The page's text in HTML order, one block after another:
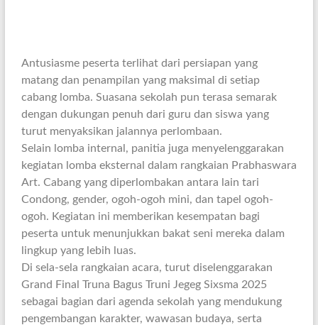
Antusiasme peserta terlihat dari persiapan yang
matang dan penampilan yang maksimal di setiap
cabang lomba. Suasana sekolah pun terasa semarak
dengan dukungan penuh dari guru dan siswa yang
turut menyaksikan jalannya perlombaan.
Selain lomba internal, panitia juga menyelenggarakan
kegiatan lomba eksternal dalam rangkaian Prabhaswara
Art. Cabang yang diperlombakan antara lain tari
Condong, gender, ogoh-ogoh mini, dan tapel ogoh-
ogoh. Kegiatan ini memberikan kesempatan bagi
peserta untuk menunjukkan bakat seni mereka dalam
lingkup yang lebih luas.
Di sela-sela rangkaian acara, turut diselenggarakan
Grand Final Truna Bagus Truni Jegeg Sixsma 2025
sebagai bagian dari agenda sekolah yang mendukung
pengembangan karakter, wawasan budaya, serta